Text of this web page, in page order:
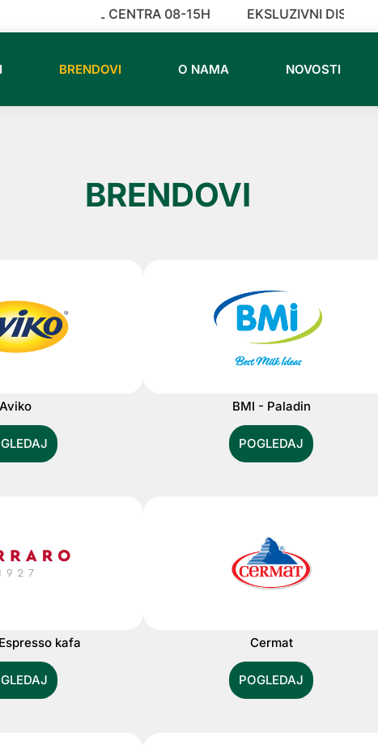
VREME CALL CENTRA 08-15H EKSLUZIVNI
BRENDOVI O NAMA NOVOSTI
BRENDOVI
Aviko BMI - Paladin
POGLEDAJ
kafa Cermat
POGLEDAJ